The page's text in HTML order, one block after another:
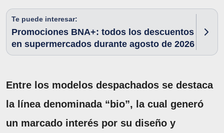
Te puede interesar:
Promociones BNA+: todos los descuentos
en supermercados durante agosto de 2026
Entre los modelos despachados se destaca
la línea denominada “bio”, la cual generó
un marcado interés por su diseño y